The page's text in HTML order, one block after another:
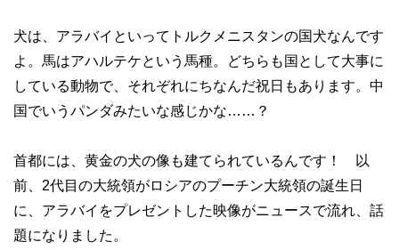
犬は、アラバイといってトルクメニスタンの国犬なんです
よ。馬はアハルテケという馬種。どちらも国として大事に
している動物で、それぞれにちなんだ祝日もあります。中
国でいうパンダみたいな感じかな……？
首都には、黄金の犬の像も建てられているんです！ 以
前、2代目の大統領がロシアのプーチン大統領の誕生日
に、アラバイをプレゼントした映像がニュースで流れ、話
題になりました。